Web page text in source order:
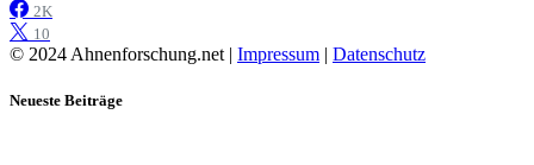
2K
10
© 2024 Ahnenforschung.net | Impressum | Datenschutz
Neueste Beiträge